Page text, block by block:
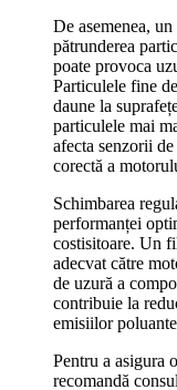
De asemenea,
pătrunderea
poate provoca
Particulele fine
daune la
particulele mai
afecta senzorii
corectă a
Schimbarea
performanței
costisitoare. Un
adecvat către
de uzură a
contribuie la
emisiilor
Pentru a asigura
recomandă